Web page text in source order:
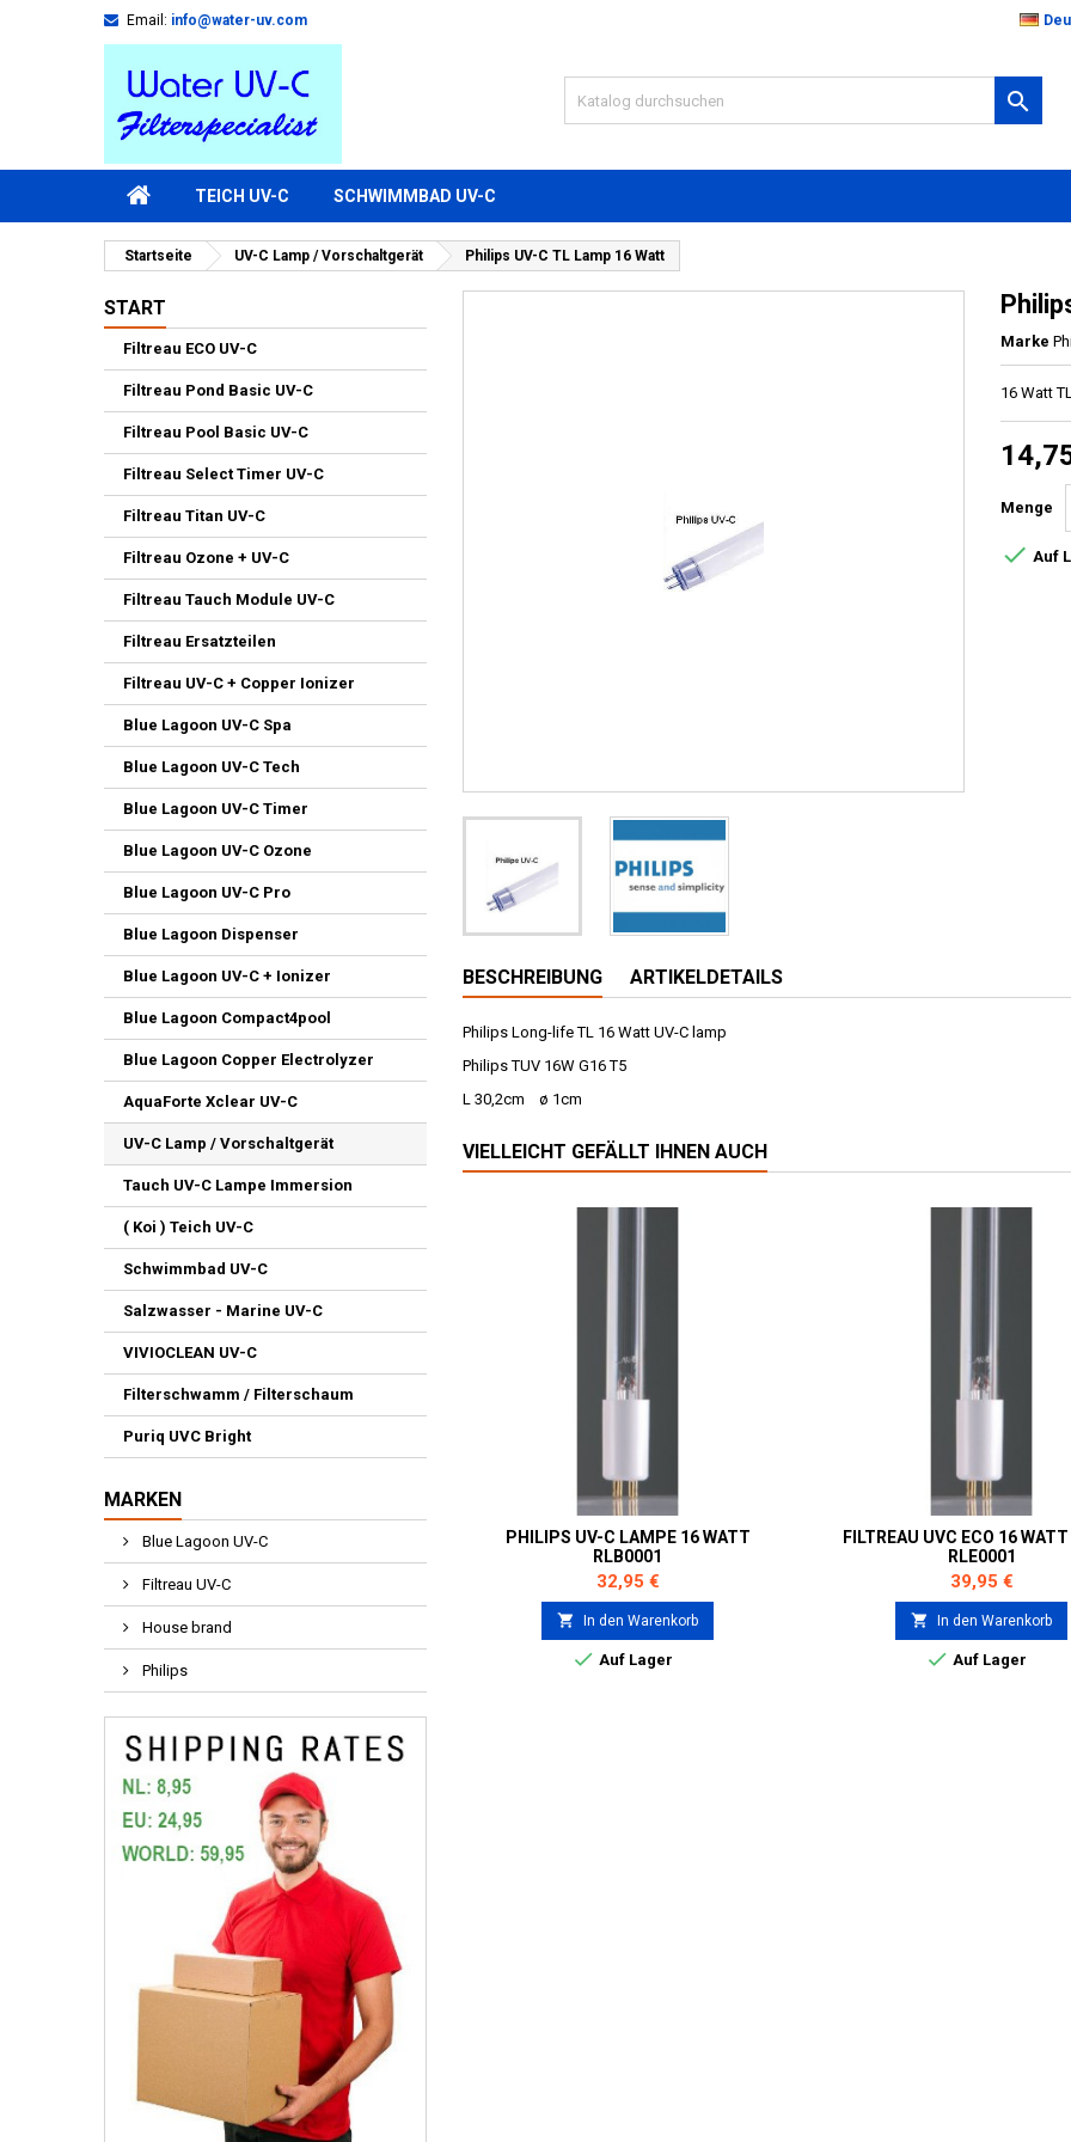
Email: info@water-uv.com

TEICH UV-C SCHWIMMBAD UV-C
Startseite UV-C Lamp / Vorschaltgerät Philips UV-C TL Lamp 16 Watt
START
Filtreau ECO UV-C
Filtreau Pond Basic UV-C
Filtreau Pool Basic UV-C
Filtreau Select Timer UV-C
Filtreau Titan UV-C
Filtreau Ozone + UV-C
Filtreau Tauch Module UV-C
Filtreau Ersatzteilen
Filtreau UV-C + Copper Ionizer
Blue Lagoon UV-C Spa
Blue Lagoon UV-C Tech
Blue Lagoon UV-C Timer
Blue Lagoon UV-C Ozone
Blue Lagoon UV-C Pro
Blue Lagoon Dispenser
Blue Lagoon UV-C + Ionizer
Blue Lagoon Compact4pool
Blue Lagoon Copper Electrolyzer
AquaForte Xclear UV-C
UV-C Lamp / Vorschaltgerät
Tauch UV-C Lampe Immersion
( Koi ) Teich UV-C
Schwimmbad UV-C
Salzwasser - Marine UV-C
VIVIOCLEAN UV-C
Filterschwamm / Filterschaum
Puriq UVC Bright
MARKEN
Blue Lagoon UV-C
Filtreau UV-C
House brand
Philips
Marke
16 Watt
Menge
 Auf
BESCHREIBUNG ARTIKELDETAILS
Philips Long-life TL 16 Watt UV-C lamp
Philips TUV 16W G16 T5
L 30,2cm ø 1cm
VIELLEICHT GEFÄLLT IHNEN AUCH
PHILIPS UV-C LAMPE 16 WATT
RLB0001
Preis
32,95 €
 In den Warenkorb
 Auf Lager
FILTREAU UVC ECO 16
RLE0001
Preis
39,95 €
 In den Warenkorb
 Auf Lager